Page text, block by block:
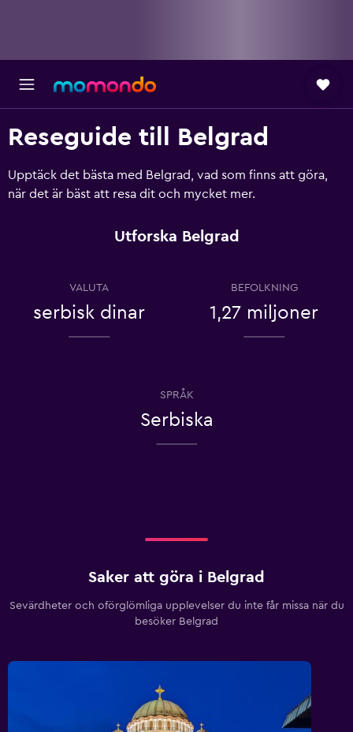
Reseguide till Belgrad
Upptäck det bästa med Belgrad, vad som finns att göra,
när det är bäst att resa dit och mycket mer.
Utforska Belgrad
VALUTA
serbisk dinar
BEFOLKNING
1,27 miljoner
SPRÅK
Serbiska
Saker att göra i Belgrad
Sevärdheter och oförglömliga upplevelser du inte får missa när du
besöker Belgrad